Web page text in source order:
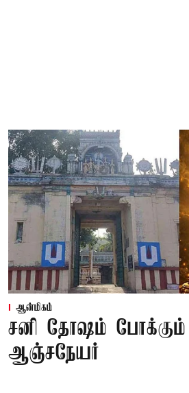
ஆன்மிகம்
சனி தோஷம்
ஆஞ்சநேயர்